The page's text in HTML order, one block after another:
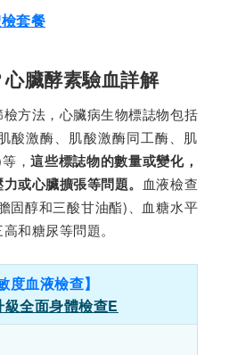
套餐
臟酵素驗血詳解
方法，心臟病生物標誌物包括
酸激酶、肌酸激酶同工酶、肌
，這些標誌物的數量或變化，
或心臟擴張等問題。 血液檢查
固醇和三酸甘油酯)、血糖水平
和糖尿等問題。
度血液檢查】
級全面身體檢查E